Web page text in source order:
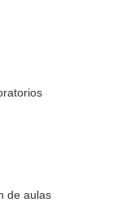
de aulas